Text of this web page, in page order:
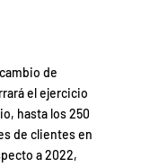
de
el ejercicio
hasta los 250
de clientes en
a 2022,